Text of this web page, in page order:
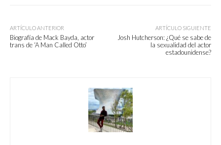
ARTÍCULO ANTERIOR
Biografía de Mack Bayda, actor
trans de ‘A Man Called Otto’
ARTÍCULO SIGUIENTE
Josh Hutcherson: ¿Qué se sabe de
la sexualidad del actor
estadounidense?